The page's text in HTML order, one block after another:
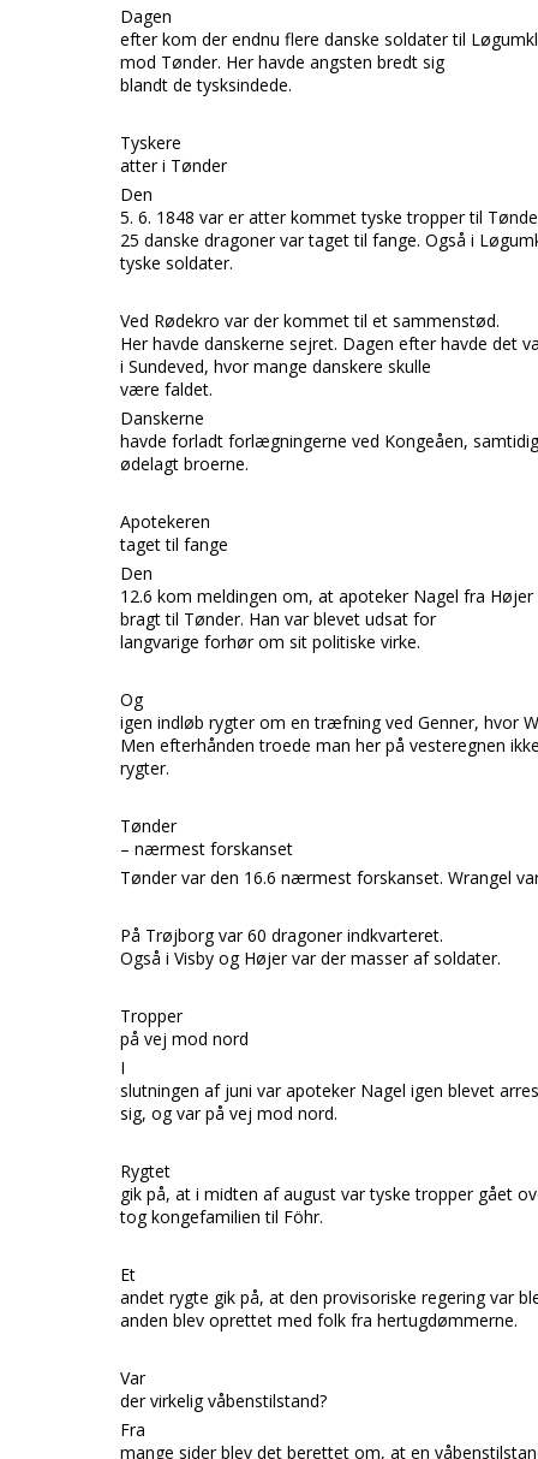
Dagen
efter kom der endnu flere danske soldater til
mod Tønder. Her havde angsten bredt sig
blandt de tysksindede.
Tyskere
atter i Tønder
Den
5. 6. 1848 var er atter kommet tyske tropper til
25 danske dragoner var taget til fange. Også i
tyske soldater.
Ved Rødekro var der kommet til et sammenstød.
Her havde danskerne sejret. Dagen efter havde det
i Sundeved, hvor mange danskere skulle
være faldet.
Danskerne
havde forladt forlægningerne ved Kongeåen,
ødelagt broerne.
Apotekeren
taget til fange
Den
12.6 kom meldingen om, at apoteker Nagel fra Højer
bragt til Tønder. Han var blevet udsat for
langvarige forhør om sit politiske virke.
Og
igen indløb rygter om en træfning ved Genner, hvor
Men efterhånden troede man her på vesteregnen
rygter.
Tønder
– nærmest forskanset
Tøndervar den 16.6 nærmest forskanset. Wrangel
På Trøjborgvar 60 dragoner indkvarteret.
Også i Visby og Højervar der masser af soldater.
Tropper
på vej mod nord
I
slutningen af juni var apoteker Nagel igen blevet
sig, og var på vej mod nord.
Rygtet
gik på, at i midten af august var tyske tropper gået
tog kongefamilien til Föhr.
Et
andet rygte gik på, at den provisoriske regering var
anden blev oprettet med folk fra hertugdømmerne.
Var
der virkelig våbenstilstand?
Fra
mange sider blev det berettet om, at en